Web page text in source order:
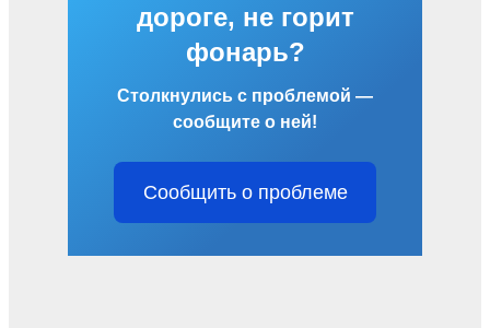
дороге, не горит
фонарь?
Столкнулись с проблемой —
сообщите о ней!
Сообщить о проблеме